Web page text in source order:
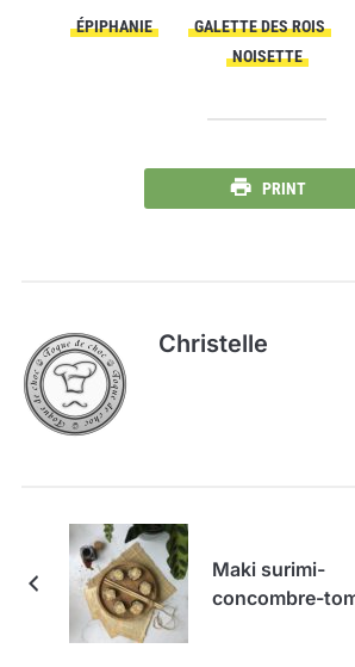
ÉPIPHANIE GALETTE DES ROIS
NOISETTE
PRINT
Christelle
Maki surimi-
concombre-